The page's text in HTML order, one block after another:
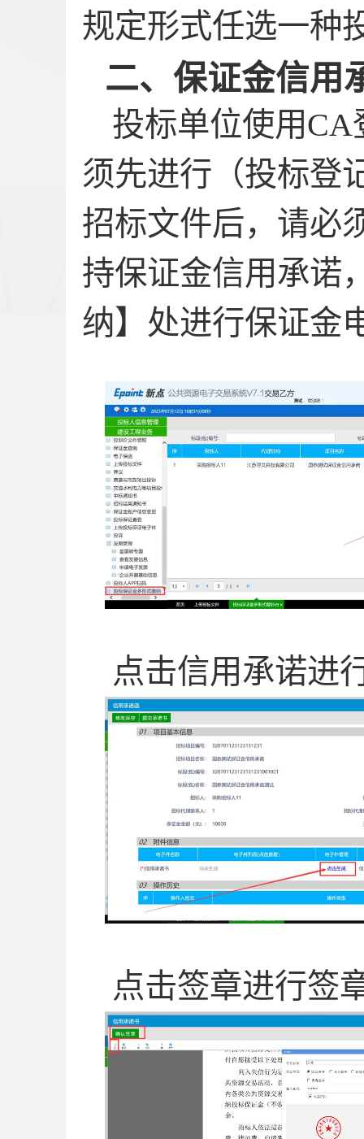
规定形式任选一种
二、 保证金信用
投标单位使用CA
须先进行（投标登
招标文件后，请必
持保证金信用承诺
纳】处进行保证金
点击信用承诺进
点击签章进行签